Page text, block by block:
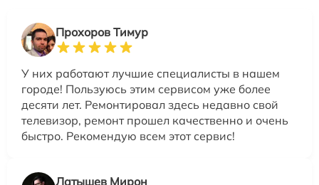
Прохоров Тимур
У них работают лучшие специалисты в нашем
городе! Пользуюсь этим сервисом уже более
десяти лет. Ремонтировал здесь недавно свой
телевизор, ремонт прошел качественно и очень
быстро. Рекомендую всем этот сервис!
Латышев Мирон